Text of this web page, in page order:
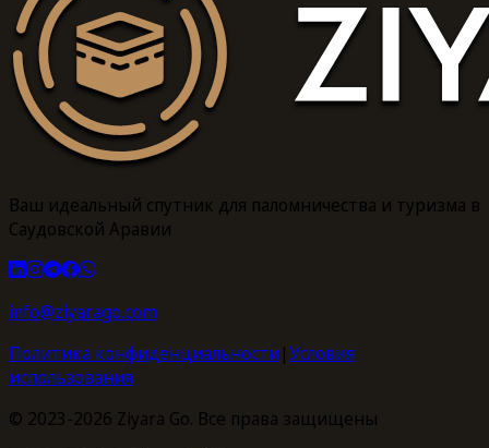
Ваш идеальный спутник для паломничества и туризма в
Саудовской Аравии
info@ziyarago.com
Политика конфиденциальности|Условия
использования
© 2023-2026 Ziyara Go. Все права защищены